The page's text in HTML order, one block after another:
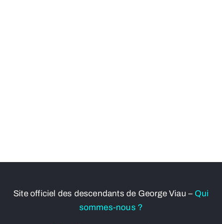
Site officiel des descendants de George Viau – Qui
sommes-nous ?